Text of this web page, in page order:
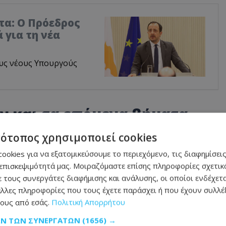
Ο Πρόεδρος
τη νέα
νέους Υπουργούς
και τα επόμενα βήματα
Γραμματέα, έδωσε το περίγραμμα των
είχε με τον Πρόεδρο της
Άγκυρα και ακολούθως στην Αθήνα για
χρησιμοποιεί cookies
για να εξατομικεύσουμε το περιεχόμενο, τις
μας. Μοιραζόμαστε επίσης πληροφορίες
συνεργάτες διαφήμισης και ανάλυσης, οι οποίοι
πληροφορίες που τους έχετε παράσχει ή που έχουν
από εσάς. Πολιτική Απορρήτου
ΤΩΝ ΣΥΝΕΡΓΑΤΏΝ (1656) →